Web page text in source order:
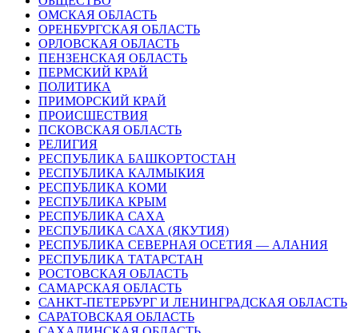
ОМСКАЯ ОБЛАСТЬ
ОРЕНБУРГСКАЯ ОБЛАСТЬ
ОРЛОВСКАЯ ОБЛАСТЬ
ПЕНЗЕНСКАЯ ОБЛАСТЬ
ПЕРМСКИЙ КРАЙ
ПОЛИТИКА
ПРИМОРСКИЙ КРАЙ
ПРОИСШЕСТВИЯ
ПСКОВСКАЯ ОБЛАСТЬ
РЕЛИГИЯ
РЕСПУБЛИКА БАШКОРТОСТАН
РЕСПУБЛИКА КАЛМЫКИЯ
РЕСПУБЛИКА КОМИ
РЕСПУБЛИКА КРЫМ
РЕСПУБЛИКА САХА
РЕСПУБЛИКА САХА (ЯКУТИЯ)
РЕСПУБЛИКА СЕВЕРНАЯ ОСЕТИЯ — АЛАНИЯ
РЕСПУБЛИКА ТАТАРСТАН
РОСТОВСКАЯ ОБЛАСТЬ
САМАРСКАЯ ОБЛАСТЬ
САНКТ-ПЕТЕРБУРГ И ЛЕНИНГРАДСКАЯ ОБЛАСТЬ
САРАТОВСКАЯ ОБЛАСТЬ